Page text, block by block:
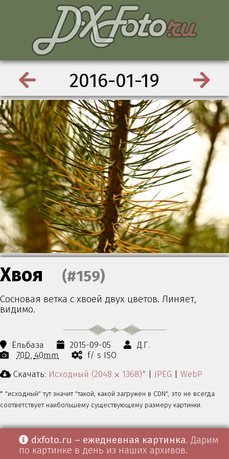
2016-01-19
Хвоя (#159)
Сосновая ветка с хвоей двух цветов. Линяет,
видимо.
Ёльбаза 2015-09-05
Д.Г.
70D 40mm
f/ s ISO
Скачать: Исходный (2048 ⨉ 1368)* JPEG WebP
* "исходный" тут значит "такой, какой загружен в CDN", это не всегда
соответствует наибольшему существующему размеру картинки.
dxfoto.ru – ежедневная картинка. Дарим
по картинке в день из наших архивов.